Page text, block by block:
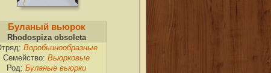
Буланый вьюрок
Rhodospiza obsoleta
Воробьинообразные
Семейство: Вьюрковые
Род: Буланые вьюрки